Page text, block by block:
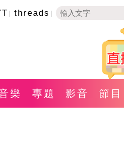
threads
樂 專題 影音 節目